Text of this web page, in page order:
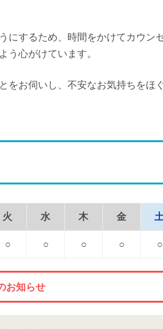
にするため、時間をかけてカウン
う心がけています。
をお伺いし、不安なお気持ちをほ
火 水 木 金 土
○ ○ ○ ○ ○
お知らせ